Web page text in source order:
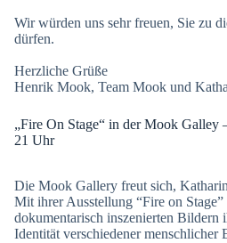
Wir würden uns sehr freuen, Sie zu
dürfen.
Herzliche Grüße
Henrik Mook, Team Mook und
„Fire On Stage“ in der Mook Galley
21 Uhr
Die Mook Gallery freut sich,
Mit ihrer Ausstellung “Fire on
dokumentarisch inszenierten Bildern
Identität verschiedener menschlicher